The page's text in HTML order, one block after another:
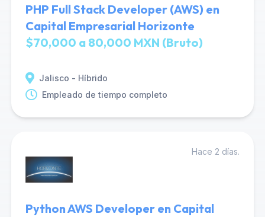
PHP Full Stack Developer (AWS) en
Capital Empresarial Horizonte
$70,000 a 80,000 MXN (Bruto)
Jalisco - Híbrido
Empleado de tiempo completo
Hace 2 días.
Python AWS Developer en Capital